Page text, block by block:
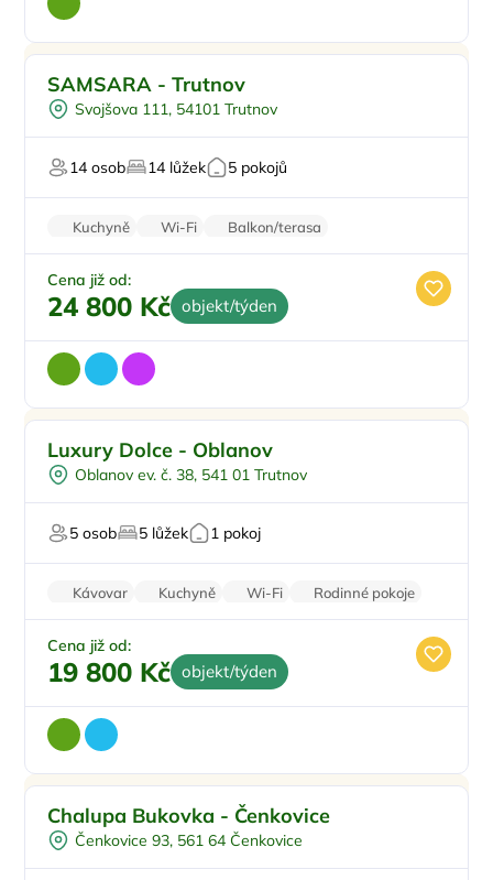
Koupací sud
Vyjížďky na koních
U lesa
SAMSARA - Trutnov
Svojšova 111, 54101 Trutnov
14 osob 14 lůžek 5 pokojů
Kuchyně Wi-Fi
Balkon/terasa
Bezbariérový vstup
Cena již od:
24 800 Kč objekt/týden
Pro čtyři
Vířivka
U vody
Luxury Dolce - Oblanov
Oblanov ev. č. 38, 541 01 Trutnov
5 osob 5 lůžek 1 pokoj
Kávovar Kuchyně Wi-Fi
Rodinné pokoje
Klimatizace
Cena již od:
19 800 Kč objekt/týden
Vířivka
Sauna
Chalupa Bukovka - Čenkovice
Čenkovice 93, 561 64 Čenkovice